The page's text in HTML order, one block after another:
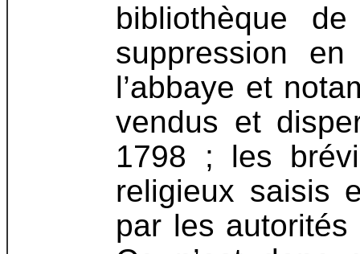
bibliothèque
suppression
l’abbaye et
vendus et
1798 ; les
religieux saisis
par les